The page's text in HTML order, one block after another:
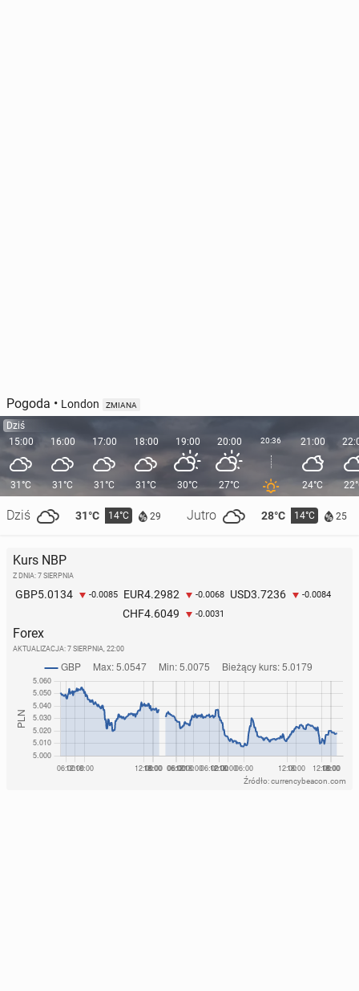
Pogoda • London ZMIANA
Dziś
15:00
31°C
Dziś 31°C 14°C 29 Jutro 28°C 14°C 25
16:00
31°C
17:00
31°C
18:00
31°C
19:00
30°C
20:00
27°C
20:36 21:00
24°C
Kurs NBP
Z DNIA: 7 SIERPNIA
GBP5.0134 -0.0085 EUR4.2982 -0.0068 USD3.7236 -0.0084
CHF4.6049 -0.0031
Forex
AKTUALIZACJA: 7 SIERPNIA, 22:00
Źródło: currencybeacon.com